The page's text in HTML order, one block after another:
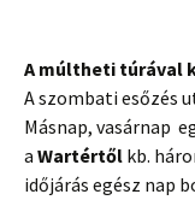
A múltheti túrával
A szombati esőzés
Másnap, vasárnap
a Wartértől kb.
időjárás egész nap